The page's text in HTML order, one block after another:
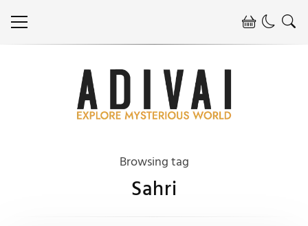
Browsing tag
Sahri